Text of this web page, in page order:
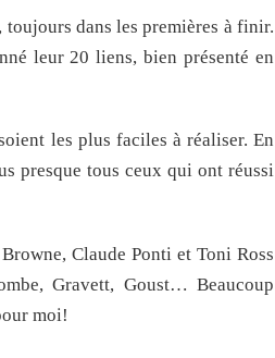
toujours dans les premières à finir.
leur 20 liens, bien présenté en
les plus faciles à réaliser. En
presque tous ceux qui ont réussi
Claude Ponti et Toni Ross
Gravett, Goust… Beaucoup
moi!